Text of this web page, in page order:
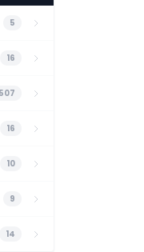
5
16
16
10
9
14